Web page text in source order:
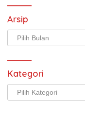
Arsip
Arsip
Kategori
Kategori